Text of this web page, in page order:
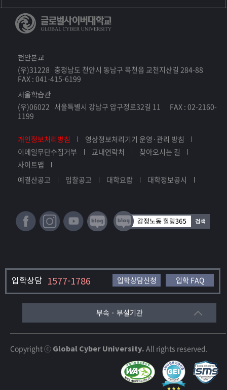
천안본교
(우)31228 충청남도 천안시 동남구 목천읍 교천지산길 284-88
FAX : 041-415-6199
서울학습관
(우)06022 서울특별시 강남구 압구정로32길 11 FAX : 02-2160-
1199
개인정보처리방침
영상정보처리기기 운영·관리 방침
이메일무단수집거부
교내연락처
찾아오시는 길
사이트맵
예결산공고
입찰공고 대학요람 대학정보공시
부속 · 부설기관
입학상담 1577-1786 입학상담신청 입학 FAQ
Copyright ⓒ Global Cyber University. All rights reserved.